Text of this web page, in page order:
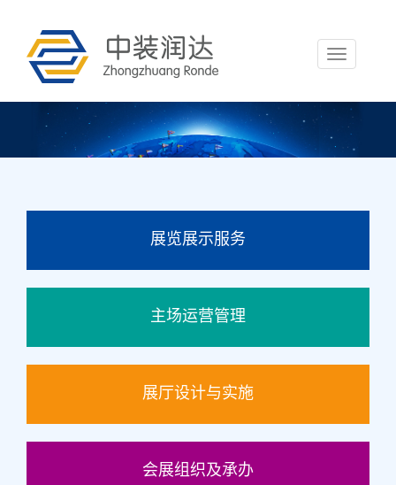
Toggle
展览展示服务
主场运营管理
展厅设计与实施
会展组织及承办